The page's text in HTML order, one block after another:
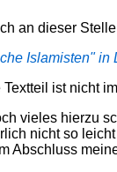
an dieser
Islamisten" in
ist nicht
vieles hierzu
nicht so
Abschluss